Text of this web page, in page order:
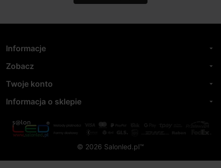
Informacje arrow_drop_down
Zobacz arrow_drop_down
Twoje konto arrow_drop_down
Informacja o sklepie arrow_drop_down
© 2026 Salonled.pl™